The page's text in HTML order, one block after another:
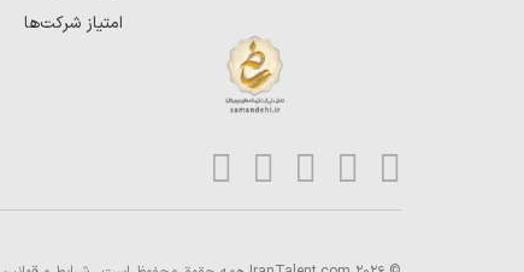
امتیاز شرکت‌ها